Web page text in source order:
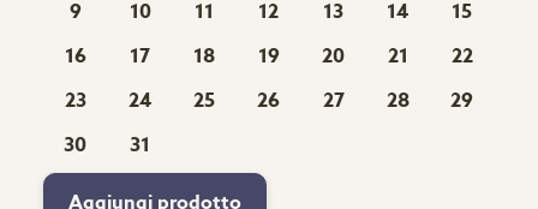
9
10 11 12 13 14
15
16
17 18 19 20 21
22
23
24 25 26 27 28
29
30
31
Aggiungi prodotto